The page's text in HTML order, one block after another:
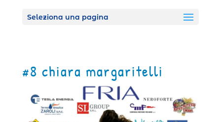
Seleziona una pagina
#8 chiara margaritelli